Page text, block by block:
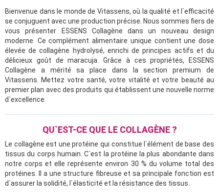
Bienvenue dans le monde de Vitassens, où la qualité et l`efficacité
se conjuguent avec une production précise. Nous sommes fiers de
vous présenter ESSENS Collagène dans un nouveau design
moderne. Ce complément alimentaire unique contient une dose
élevée de collagène hydrolysé, enrichi de principes actifs et du
délicieux goût de maracuja. Grâce à ces propriétés, ESSENS
Collagène a mérité sa place dans la section premium de
Vitassens. Mettez votre santé, votre vitalité et votre beauté au
premier plan avec des produits qui établissent une nouvelle norme
d`excellence.
QU`EST-CE QUE LE COLLAGÈNE ?
Le collagène est une protéine qui constitue l`élément de base des
tissus du corps humain. C`est la protéine la plus abondante dans
notre corps et elle représente environ 30 % du volume total des
protéines. Il a une structure fibreuse et sa principale fonction est
d`assurer la solidité, l`élasticité et la résistance des tissus.